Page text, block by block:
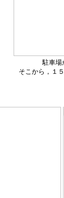
駐車場
そこから，１